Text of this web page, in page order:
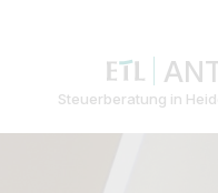
Steuerberatung in